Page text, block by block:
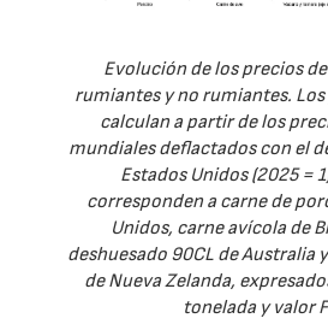
Evolución de los precios
rumiantes y no rumiantes. Los
calculan a partir de los
mundiales deflactados con el
Estados Unidos (2025 =
corresponden a carne de
Unidos, carne avícola de
deshuesado 90CL de Australia
de Nueva Zelanda,
tonelada y valor